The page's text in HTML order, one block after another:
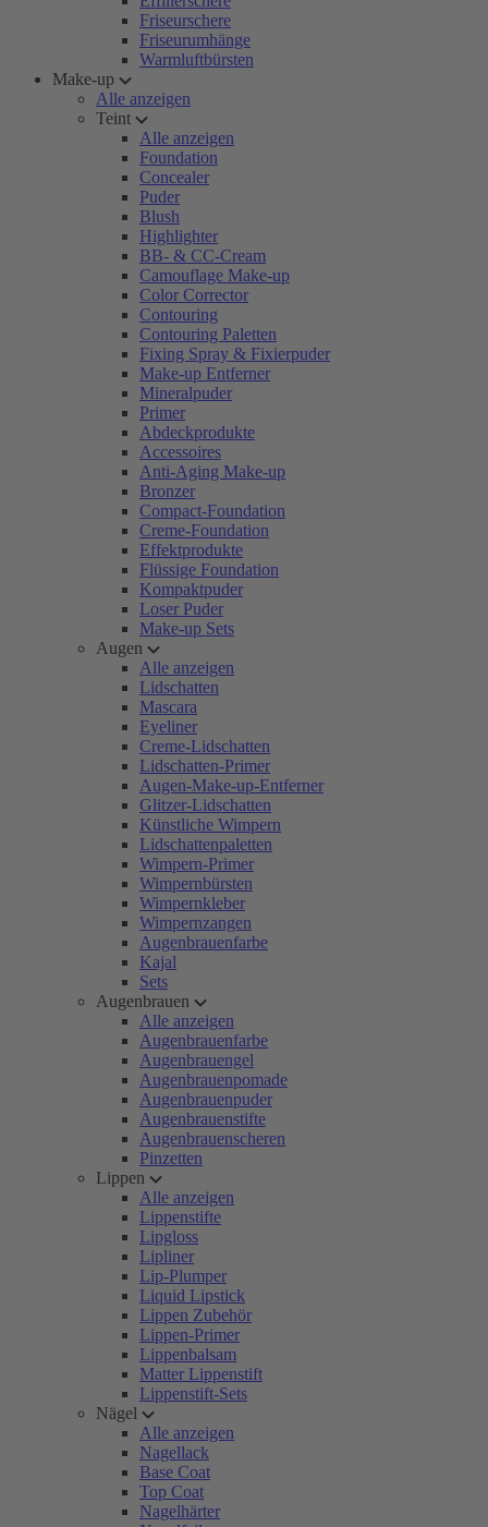
Friseurschere
Friseurumhänge
Warmluftbürsten
Make-up
Alle anzeigen
Teint
Alle anzeigen
Foundation
Concealer
Puder
Blush
Highlighter
BB- & CC-Cream
Camouflage Make-up
Color Corrector
Contouring
Contouring Paletten
Fixing Spray & Fixierpuder
Make-up Entferner
Mineralpuder
Primer
Abdeckprodukte
Accessoires
Anti-Aging Make-up
Bronzer
Compact-Foundation
Creme-Foundation
Effektprodukte
Flüssige Foundation
Kompaktpuder
Loser Puder
Make-up Sets
Augen
Alle anzeigen
Lidschatten
Mascara
Eyeliner
Creme-Lidschatten
Lidschatten-Primer
Augen-Make-up-Entferner
Glitzer-Lidschatten
Künstliche Wimpern
Lidschattenpaletten
Wimpern-Primer
Wimpernbürsten
Wimpernkleber
Wimpernzangen
Augenbrauenfarbe
Kajal
Sets
Augenbrauen
Alle anzeigen
Augenbrauenfarbe
Augenbrauengel
Augenbrauenpomade
Augenbrauenpuder
Augenbrauenstifte
Augenbrauenscheren
Pinzetten
Lippen
Alle anzeigen
Lippenstifte
Lipgloss
Lipliner
Lip-Plumper
Liquid Lipstick
Lippen Zubehör
Lippen-Primer
Lippenbalsam
Matter Lippenstift
Lippenstift-Sets
Nägel
Alle anzeigen
Nagellack
Base Coat
Top Coat
Nagelhärter